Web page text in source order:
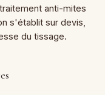
anti-mites
s'établit sur devis,
du tissage.